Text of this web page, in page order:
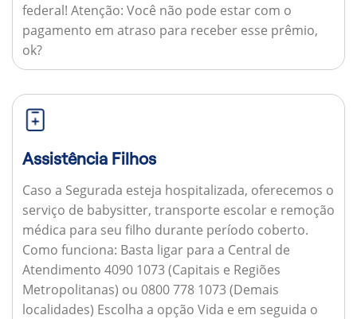
federal! Atenção: Você não pode estar com o
pagamento em atraso para receber esse prêmio,
ok?
Assistência Filhos
Caso a Segurada esteja hospitalizada, oferecemos o
serviço de babysitter, transporte escolar e remoção
médica para seu filho durante período coberto.
Como funciona: Basta ligar para a Central de
Atendimento 4090 1073 (Capitais e Regiões
Metropolitanas) ou 0800 778 1073 (Demais
localidades) Escolha a opção Vida e em seguida o